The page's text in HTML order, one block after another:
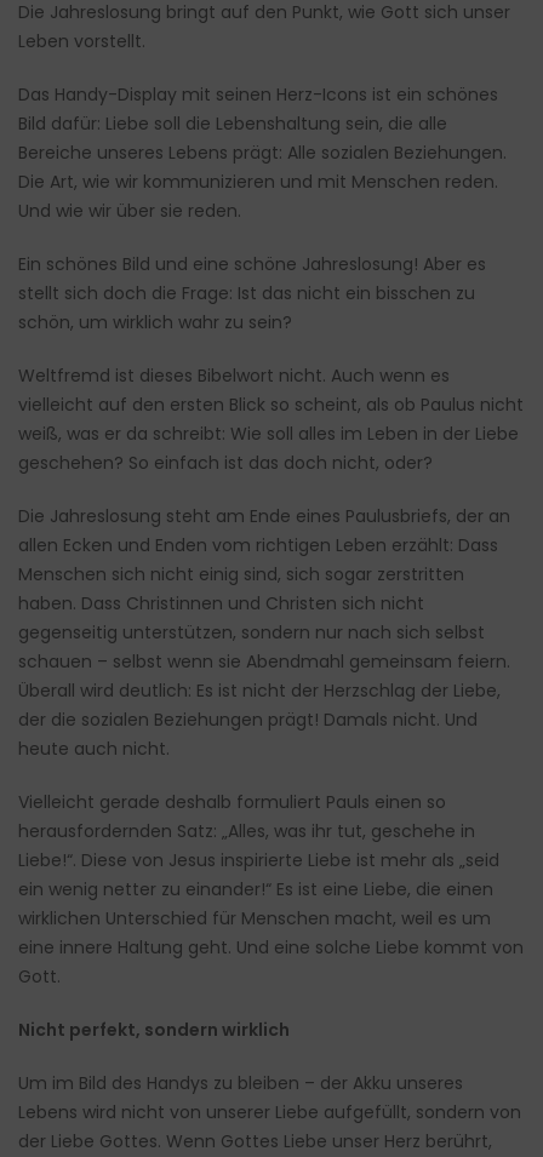
Die Jahreslosung bringt auf den Punkt, wie Gott sich unser
Leben vorstellt.
Das Handy-Display mit seinen Herz-Icons ist ein schönes
Bild dafür: Liebe soll die Lebenshaltung sein, die alle
Bereiche unseres Lebens prägt: Alle sozialen Beziehungen.
Die Art, wie wir kommunizieren und mit Menschen reden.
Und wie wir über sie reden.
Ein schönes Bild und eine schöne Jahreslosung! Aber es
stellt sich doch die Frage: Ist das nicht ein bisschen zu
schön, um wirklich wahr zu sein?
Weltfremd ist dieses Bibelwort nicht. Auch wenn es
vielleicht auf den ersten Blick so scheint, als ob Paulus nicht
weiß, was er da schreibt: Wie soll alles im Leben in der Liebe
geschehen? So einfach ist das doch nicht, oder?
Die Jahreslosung steht am Ende eines Paulusbriefs, der an
allen Ecken und Enden vom richtigen Leben erzählt: Dass
Menschen sich nicht einig sind, sich sogar zerstritten
haben. Dass Christinnen und Christen sich nicht
gegenseitig unterstützen, sondern nur nach sich selbst
schauen – selbst wenn sie Abendmahl gemeinsam feiern.
Überall wird deutlich: Es ist nicht der Herzschlag der Liebe,
der die sozialen Beziehungen prägt! Damals nicht. Und
heute auch nicht.
Vielleicht gerade deshalb formuliert Pauls einen so
herausfordernden Satz: „Alles, was ihr tut, geschehe in
Liebe!“. Diese von Jesus inspirierte Liebe ist mehr als „seid
ein wenig netter zu einander!“ Es ist eine Liebe, die einen
wirklichen Unterschied für Menschen macht, weil es um
eine innere Haltung geht. Und eine solche Liebe kommt von
Gott.
Nicht perfekt, sondern wirklich
Um im Bild des Handys zu bleiben – der Akku unseres
Lebens wird nicht von unserer Liebe aufgefüllt, sondern von
der Liebe Gottes. Wenn Gottes Liebe unser Herz berührt,